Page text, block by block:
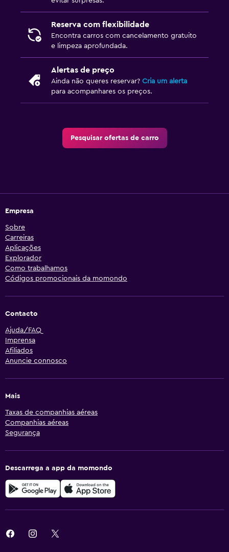
Reserva com flexibilidade
Encontra carros com cancelamento gratuito
e limpeza aprofundada.
Alertas de preço
Ainda não queres reservar? Cria um alerta
para acompanhares os preços.
Pesquisar ofertas de carro
Empresa
Sobre
Carreiras
Aplicações
Explorador
Como trabalhamos
Códigos promocionais da momondo
Contacto
Ajuda/FAQ
Imprensa
Afiliados
Anuncie connosco
Mais
Taxas de companhias aéreas
Companhias aéreas
Segurança
Descarrega a app da momondo